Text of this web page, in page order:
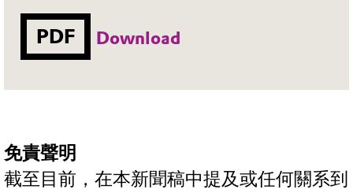
PDF Download
免責聲明
截至目前，在本新聞稿中提及或任何關系到